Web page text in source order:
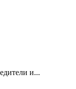
и...